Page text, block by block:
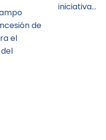
de
el
iniciativa…